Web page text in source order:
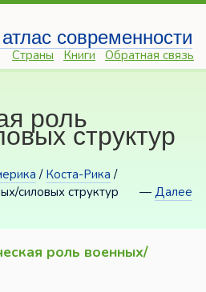
современности
Страны Книги Обратная связь
роль
структур
/ Коста-Рика /
силовых структур
—Далее
роль военных/